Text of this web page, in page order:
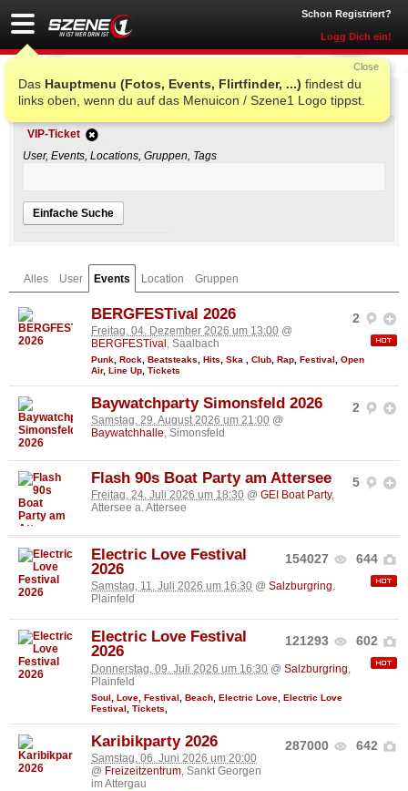
Schon Registriert?
Logg Dich ein!
Das Hauptmenu (Fotos, Events, Flirtfinder, ...) findest du
links oben, wenn du auf das Menuicon / Szene1 Logo tippst.
Close
Einfache Suche
VIP-Ticket
User, Events, Locations, Gruppen, Tags
Einfache Suche
Alles User Events Location Gruppen
2
BERGFESTival 2026
Freitag, 04. Dezember 2026 um 13:00 @
BERGFESTival, Saalbach
Punk Rock Beatsteaks Hits Ska Club Rap Festival
Open
Air, Line Up Tickets
2
Baywatchparty Simonsfeld 2026
Samstag, 29. August 2026 um 21:00 @
Baywatchhalle, Simonsfeld
5
Flash 90s Boat Party am Attersee
Freitag, 24. Juli 2026 um 18:30 @ GEI Boat Party,
Attersee a. Attersee
154027 644
Electric Love Festival
2026
Samstag, 11. Juli 2026 um 16:30 @ Salzburgring,
Plainfeld
121293 602
Electric Love Festival
2026
Donnerstag, 09. Juli 2026 um 16:30 @ Salzburgring
Plainfeld
Soul Love Festival Beach Electric Love Electric Love
Festival
Tickets
287000 642
Karibikparty 2026
Samstag, 06. Juni 2026 um 20:00
@ Freizeitzentrum, Sankt Georgen
im Attergau